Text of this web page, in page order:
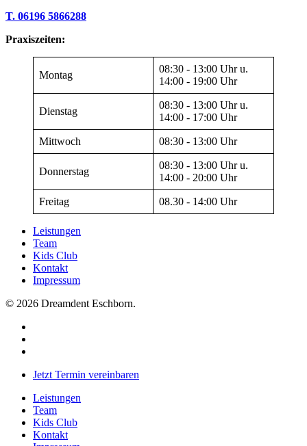
T. 06196 5866288
Praxiszeiten:
Montag
08:30 - 13:00 Uhr u.
14:00 - 19:00 Uhr
Dienstag
08:30 - 13:00 Uhr u.
14:00 - 17:00 Uhr
Mittwoch 08:30 - 13:00 Uhr
Donnerstag
08:30 - 13:00 Uhr u.
14:00 - 20:00 Uhr
Freitag 08.30 - 14:00 Uhr
Leistungen
Team
Kids Club
Kontakt
Impressum
© 2026 Dreamdent Eschborn.
Close
Jetzt Termin vereinbaren
Leistungen
Team
Kids Club
Kontakt